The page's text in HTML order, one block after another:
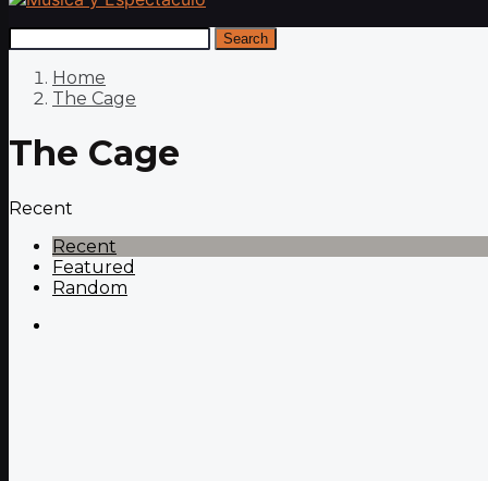
Search
Home
The Cage
The Cage
Recent
Recent
Featured
Random